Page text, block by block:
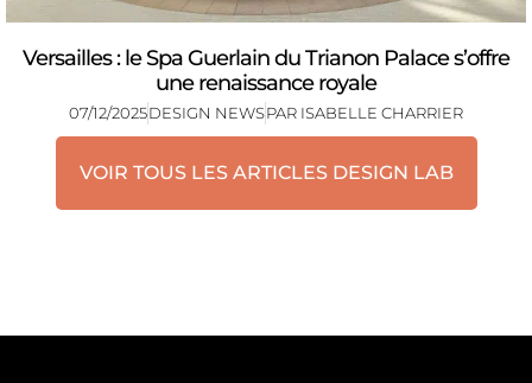
Versailles : le Spa Guerlain du Trianon Palace s’offre
une renaissance royale
07/12/2025DESIGN NEWSPAR ISABELLE CHARRIER
VOIR TOUS LES ARTICLES DESIGN LAB